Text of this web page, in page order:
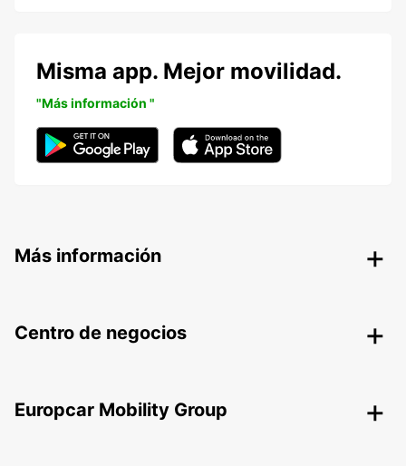
Misma app. Mejor movilidad.
"Más información "
Más información
Centro de negocios
Europcar Mobility Group